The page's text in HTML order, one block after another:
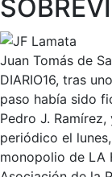
Juan Tomás de
DIARIO16, tras
paso había sido
Pedro J.
periódico el
monopolio de LA